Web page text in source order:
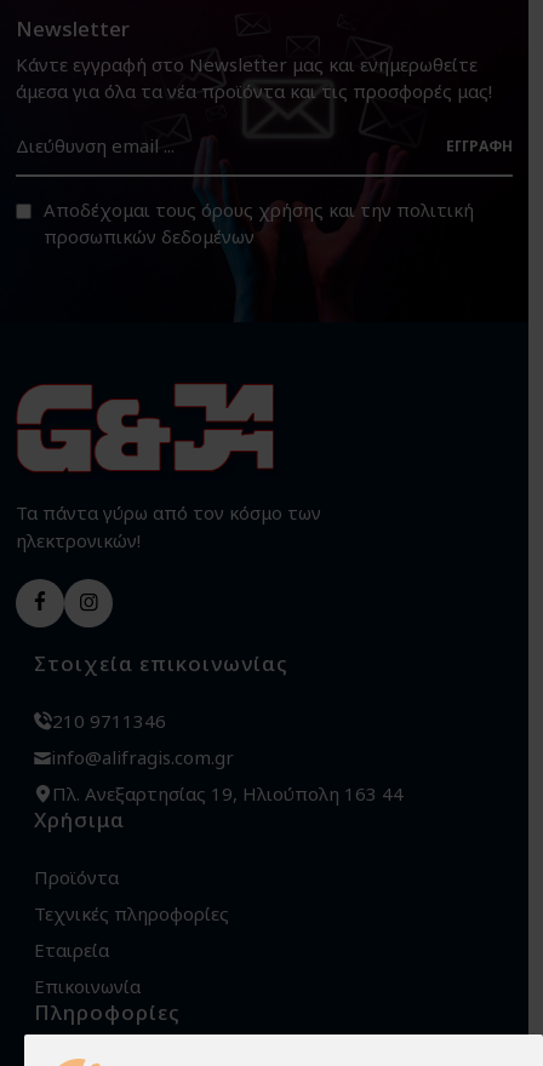
Newsletter
Κάντε εγγραφή στο Newsletter μας και ενημερωθείτε
άμεσα για όλα τα νέα προϊόντα και τις προσφορές μας!
ΕΓΓΡΑΦΉ
Αποδέχομαι τους όρους χρήσης και την πολιτική
προσωπικών δεδομένων
Τα πάντα γύρω από τον κόσμο των
ηλεκτρονικών!
Στοιχεία επικοινωνίας
210 9711346
info@alifragis.com.gr
Πλ. Ανεξαρτησίας 19, Ηλιούπολη 163 44
Χρήσιμα
Προϊόντα
Τεχνικές πληροφορίες
Εταιρεία
Επικοινωνία
Πληροφορίες